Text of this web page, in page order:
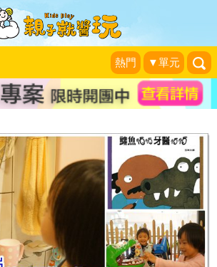
熱門 ▼單元
？擅用道具，讓孩子慢慢
06-10